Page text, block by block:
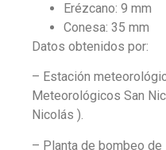
Erézcano: 9 mm
Conesa: 35 mm
Datos obtenidos por:
– Estación
Meteorológicos San
Nicolás ).
– Planta de bombeo de